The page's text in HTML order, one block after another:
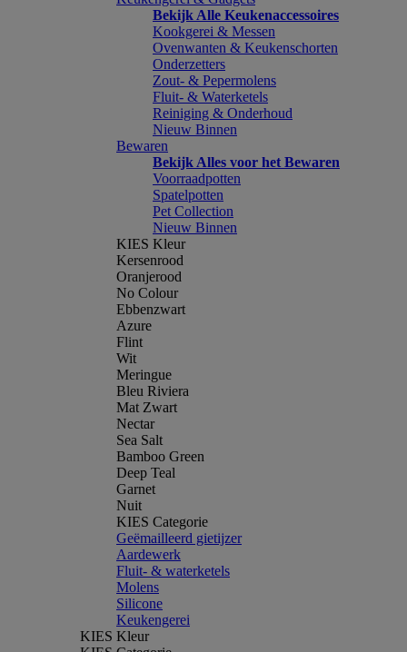
Bekijk Alle Keukenaccessoires
Kookgerei & Messen
Ovenwanten & Keukenschorten
Onderzetters
Zout- & Pepermolens
Fluit- & Waterketels
Reiniging & Onderhoud
Nieuw Binnen
Bewaren
Bekijk Alles voor het Bewaren
Voorraadpotten
Spatelpotten
Pet Collection
Nieuw Binnen
KIES Kleur
Kersenrood
Oranjerood
No Colour
Ebbenzwart
Azure
Flint
Wit
Meringue
Bleu Riviera
Mat Zwart
Nectar
Sea Salt
Bamboo Green
Deep Teal
Garnet
Nuit
KIES Categorie
Geëmailleerd gietijzer
Aardewerk
Fluit- & waterketels
Molens
Silicone
Keukengerei
KIES Kleur